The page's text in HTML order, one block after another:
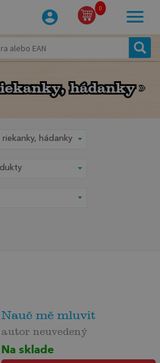
0
hádanky
hádanky
Nauč mě mluvit
autor neuvedený
Na sklade